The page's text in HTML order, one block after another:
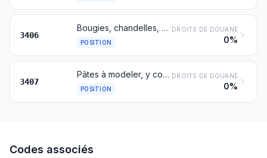
3406
Bougies, chandelles, cierges et articles similaires
POSITION
DROITS DE DOUANE
0%
3407
Pâtes à modeler, y compris celles présentées pour l'amusement des enfants; compositions dites « cires pour l'art dentaire » présentées en assortiments, dans des emballages de vente au détail ou en plaquettes, fers à cheval, bâtonnets ou sous des formes similaires; autres compositions pour l'art dentaire, à base de plâtre
POSITION
DROITS DE DOUANE
0%
Codes associés